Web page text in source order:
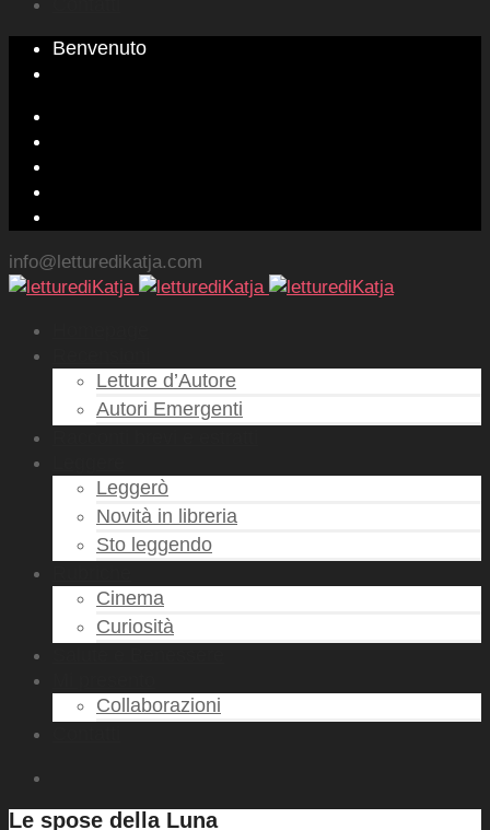
Benvenuto
info@letturedikatja.com
Letture d’Autore
Autori Emergenti
Leggerò
Novità in libreria
Sto leggendo
Cinema
Curiosità
Collaborazioni
Le spose della Luna